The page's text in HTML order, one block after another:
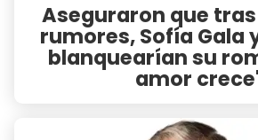
Aseguraron que
rumores, Sofía Gala
blanquearían su
amor